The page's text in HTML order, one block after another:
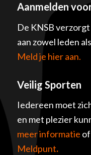
Aanmelden
De KNSB
aan zowel leden
Meld je hier aan.
Veilig Sporten
Iedereen moet
en met plezier
meer informatie
Meldpunt.